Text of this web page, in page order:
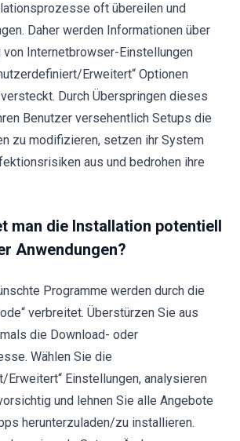
oft übereilen und
Daher werden Informationen über
Internetbrowser-Einstellungen
Erweitert“ Optionen
Durch Überspringen dieses
Benutzer versehentlich Setups die
zu modifizieren, setzen ihr System
aus und bedrohen ihre
man die Installation potentiell
Anwendungen?
Programme werden durch die
verbreitet. Überstürzen Sie aus
die Download- oder
Wählen Sie die
Erweitert“ Einstellungen, analysieren
und lehnen Sie alle Angebote
herunterzuladen/zu installieren.